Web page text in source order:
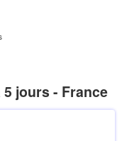
jours - France